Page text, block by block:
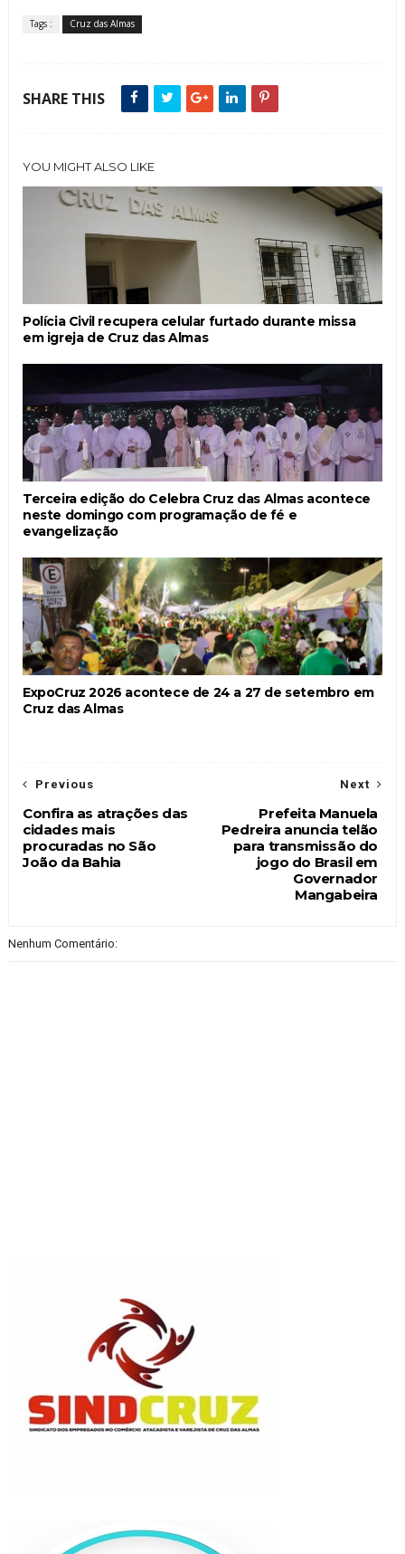
Tags : Cruz das Almas
SHARE THIS
YOU MIGHT ALSO LIKE
Polícia Civil recupera celular furtado durante missa
em igreja de Cruz das Almas
Terceira edição do Celebra Cruz das Almas acontece
neste domingo com programação de fé e
evangelização
ExpoCruz 2026 acontece de 24 a 27 de setembro em
Cruz das Almas
Next
Prefeita Manuela
Pedreira anuncia telão
para transmissão do
jogo do Brasil em
Governador
Mangabeira
Previous
Confira as atrações das
cidades mais
procuradas no São
João da Bahia
Nenhum Comentário: